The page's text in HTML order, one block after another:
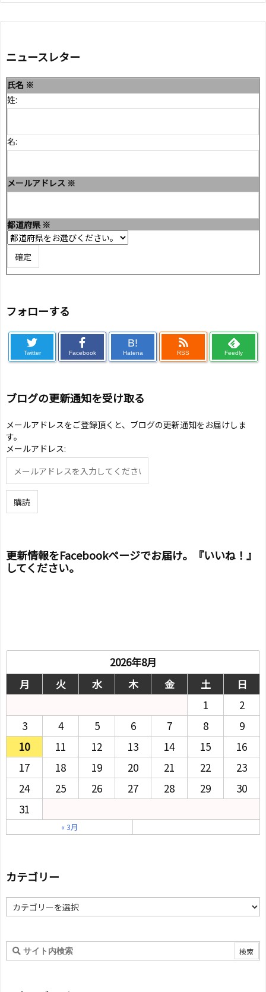
ニュースレター
氏名 ※
姓:
名:
メールアドレス ※
都道府県 ※
フォローする
Twitter Facebook
B!
Hatena RSS Feedly
ブログの更新通知を受け取る
メールアドレスをご登録頂くと、ブログの更新通知をお届けしま
す。
メールアドレス:
更新情報をFacebookページでお届け。『いいね！』
してください。
2026年8月
月
火 水 木 金 土
日
1
2
3
4 5 6 7 8
9
10
11 12 13 14 15
16
17
18 19 20 21 22
23
24
25 26 27 28 29
30
31
« 3月
カテゴリー
カ
テ
リ
ー